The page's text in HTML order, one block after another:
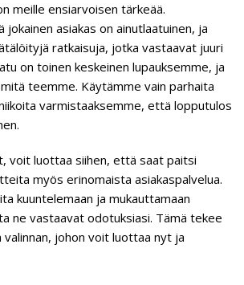
meille ensiarvoisen tärkeää.
asiakas on ainutlaatuinen, ja
ratkaisuja, jotka vastaavat juuri
on toinen keskeinen lupauksemme, ja
teemme. Käytämme vain parhaita
varmistaaksemme, että lopputulos
voit luottaa siihen, että saat paitsi
myös erinomaista asiakaspalvelua.
kuuntelemaan ja mukauttamaan
ne vastaavat odotuksiasi. Tämä tekee
johon voit luottaa nyt ja